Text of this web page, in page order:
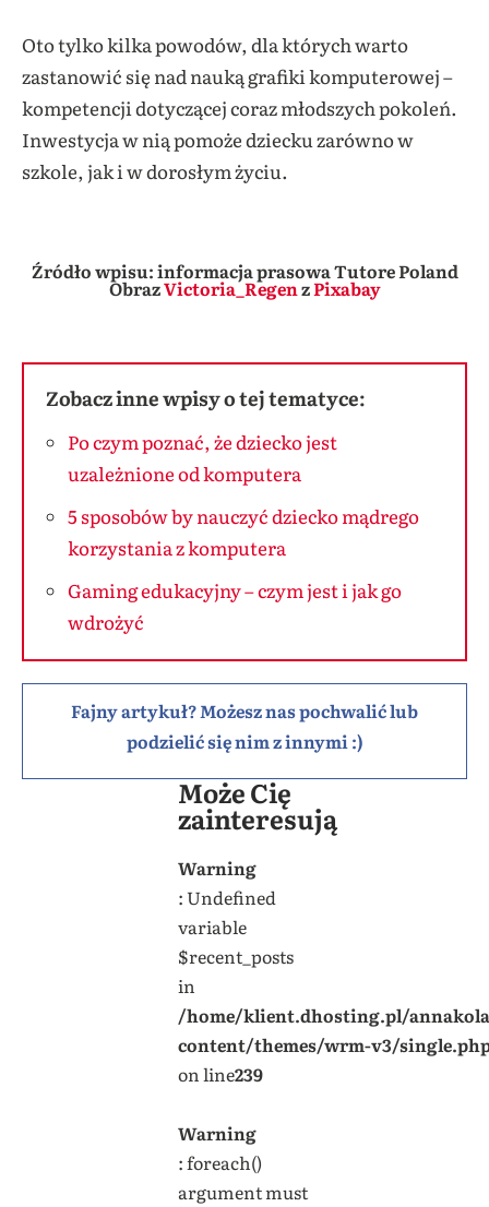
Oto tylko kilka powodów, dla których warto
zastanowić się nad nauką grafiki komputerowej –
kompetencji dotyczącej coraz młodszych pokoleń.
Inwestycja w nią pomoże dziecku zarówno w
szkole, jak i w dorosłym życiu.
Źródło wpisu: informacja prasowa Tutore Poland
ObrazVictoria_RegenzPixabay
Zobacz inne wpisy o tej tematyce:
Po czym poznać, że dziecko jest
uzależnione od komputera
5 sposobów by nauczyć dziecko mądrego
korzystania z komputera
Gaming edukacyjny – czym jest i jak go
wdrożyć
Fajny artykuł? Możesz nas pochwalić lub
podzielić się nim z innymi :)
Może Cię
zainteresują
Warning
: Undefined
variable
$recent_posts
in
/home/klient.dhosting.pl/
content/themes/wrm-v3/
on line239
Warning
: foreach()
argument must